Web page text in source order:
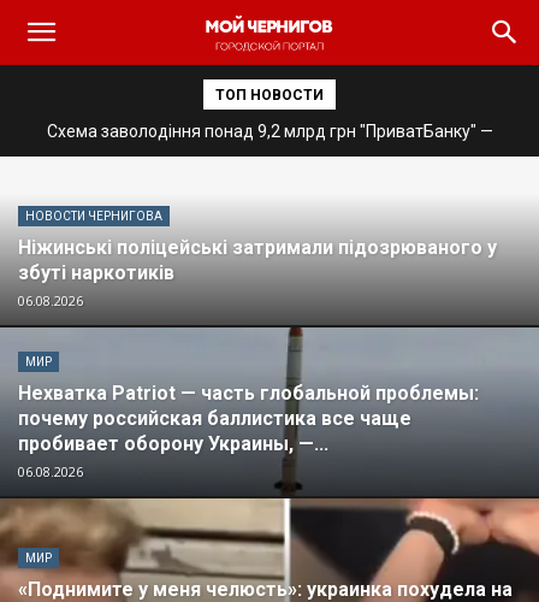
ТОП НОВОСТИ
Понад у 11 разів перевищив норму: у Чернігові зупинили
НОВОСТИ ЧЕРНИГОВА
Ніжинські поліцейські затримали підозрюваного у
збуті наркотиків
06.08.2026
МИР
Нехватка Patriot — часть глобальной проблемы:
почему российская баллистика все чаще
пробивает оборону Украины, —...
06.08.2026
МИР
«Поднимите у меня челюсть»: украинка похудела на